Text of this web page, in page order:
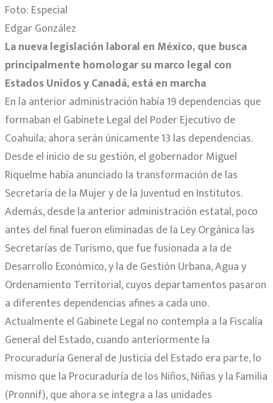
Foto: Especial
Edgar González
La nueva legislación laboral en México, que busca
principalmente homologar su marco legal con
Estados Unidos y Canadá, está en marcha
En la anterior administración había 19 dependencias que
formaban el Gabinete Legal del Poder Ejecutivo de
Coahuila; ahora serán únicamente 13 las dependencias.
Desde el inicio de su gestión, el gobernador Miguel
Riquelme había anunciado la transformación de las
Secretaría de la Mujer y de la Juventud en Institutos.
Además, desde la anterior administración estatal, poco
antes del final fueron eliminadas de la Ley Orgánica las
Secretarías de Turismo, que fue fusionada a la de
Desarrollo Económico, y la de Gestión Urbana, Agua y
Ordenamiento Territorial, cuyos departamentos pasaron
a diferentes dependencias afines a cada uno.
Actualmente el Gabinete Legal no contempla a la Fiscalía
General del Estado, cuando anteriormente la
Procuraduría General de Justicia del Estado era parte, lo
mismo que la Procuraduría de los Niños, Niñas y la Familia
(Pronnif), que ahora se integra a las unidades